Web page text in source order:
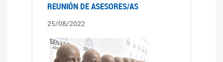
REUNIÓN DE ASESORES/AS
25/08/2022